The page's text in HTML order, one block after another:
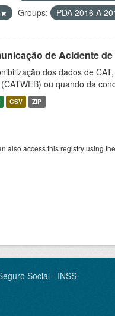
Groups: PDA 2016 A
de Acidente de
dos dados de
ou quando da
CSV ZIP
also access this registry using the
Social - INSS